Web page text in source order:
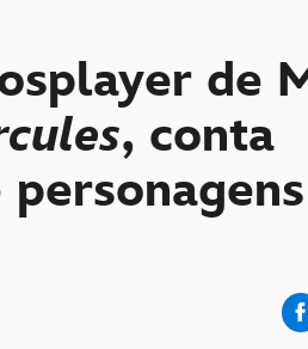
de
, conta